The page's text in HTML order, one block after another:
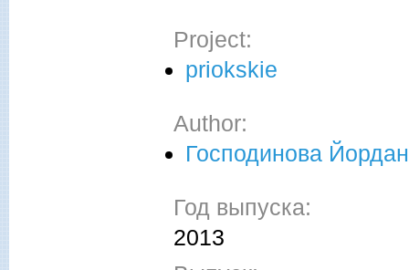
Project:
priokskie
Author:
Господинова
Год выпуска:
2013